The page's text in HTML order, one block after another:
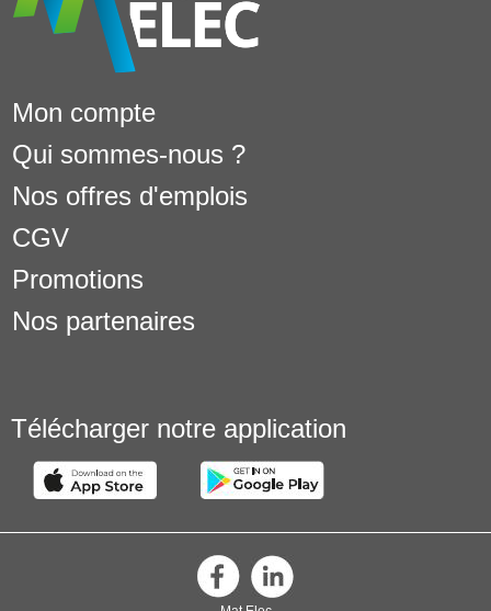
Mon compte
Qui sommes-nous ?
Nos offres d'emplois
CGV
Promotions
Nos partenaires
Télécharger notre application